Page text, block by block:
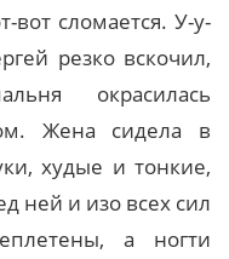
вот сломается. У-у-
резко вскочил,
окрасилась
Жена сидела в
худые и тонкие,
ней и изо всех сил
а ногти